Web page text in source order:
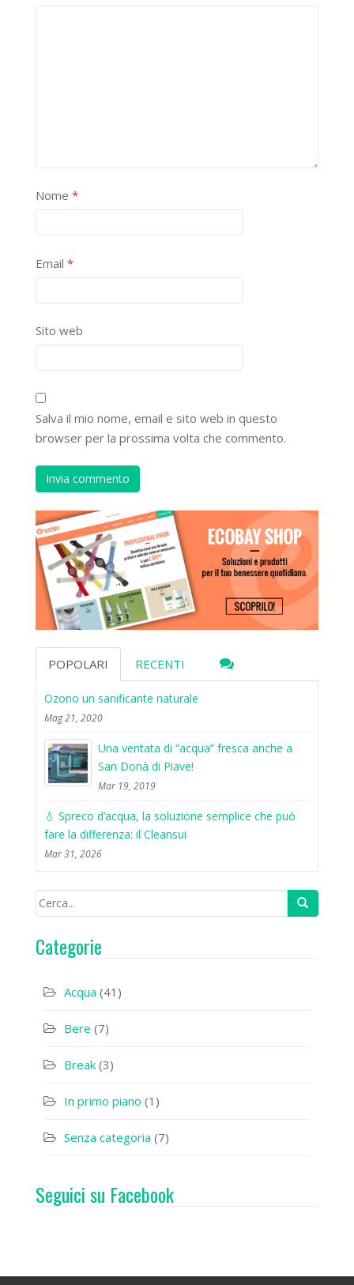
Nome *
Email *
Sito web
Salva il mio nome, email e sito web in questo
browser per la prossima volta che commento.
POPOLARI RECENTI
Ozono un sanificante naturale
Mag 21, 2020
Una ventata di “acqua” fresca anche a
San Donà di Piave!
Mar 19, 2019
💧 Spreco d’acqua, la soluzione semplice che può
fare la differenza: il Cleansui
Mar 31, 2026
Categorie
Acqua (41)
Bere (7)
Break (3)
In primo piano (1)
Senza categoria (7)
Seguici su Facebook